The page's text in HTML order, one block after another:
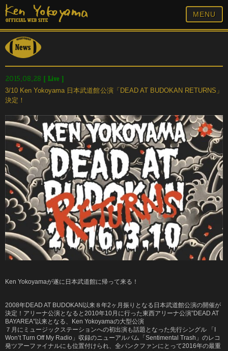
MENU
2015.08.28 [ Live ]
3/10 Ken Yokoyama 日本武道館公演「DEAD AT BUDOKAN RETURNS」
決定！
Ken Yokoyamaが遂に日本武道館に帰って来る！
2008年DEAD AT BUDOKAN以来８年2ヶ月振りとなる日本武道館公演の開催が
決定！アリーナ公演となると2010年10月に行った東西アリーナ公演”DEAD AT
BAYAREA”以来となる、Ken Yokoyamaの大型公演
７月にミュージックステーションへの初出演も話題となった先行シングル 「I
Won’t Turn Off My Radio」収録のニューアルバム「Sentimental Trash」のレコ
発ツアーファイナルにも位置付けられ、全パンクファンにとって2016年の最重